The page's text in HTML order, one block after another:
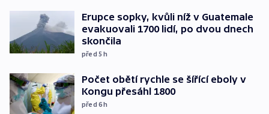
Erupce sopky, kvůli níž v Guatemale
evakuovali 1700 lidí, po dvou dnech
skončila
před 5h
Počet obětí rychle se šířící eboly v
Kongu přesáhl 1800
před 6h